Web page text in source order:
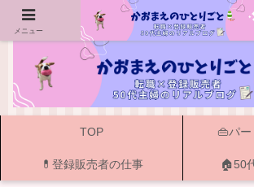
ー 50代主婦の転職・資格・登録販売者と書
TOP 👜パ
💊登録販売者の仕事 🏠50
メニュー